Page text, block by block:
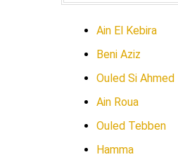
Ain El Kebira
Beni Aziz
Ouled Si Ahmed
Ain Roua
Ouled Tebben
Hamma